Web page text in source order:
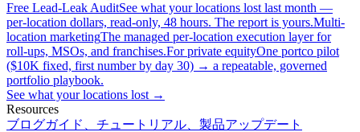
Free Lead-Leak AuditSee what your locations lost last month —
per-location dollars, read-only, 48 hours. The report is yours.Multi-
location marketingThe managed per-location execution layer for
roll-ups, MSOs, and franchises.For private equityOne portco pilot
($10K fixed, first number by day 30) → a repeatable, governed
portfolio playbook.
See what your locations lost →
Resources
ブログガイド、チュートリアル、製品アップデート